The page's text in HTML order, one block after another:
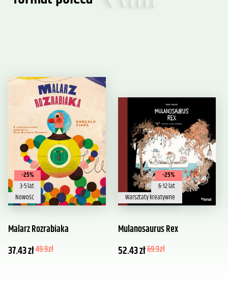
-25%
3-5 lat
Nowość
Malarz Rozrabiaka
37.43zł49.9zł
-25%
6-12 lat
Warsztaty kreatywne
Mulanosaurus Rex
52.43zł69.9zł